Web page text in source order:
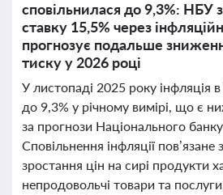
сповільнилася до 9,3%: НБУ
ставку 15,5% через
прогнозує подальше
тиску у 2026 році
У листопаді 2025 року інфляція в
до 9,3% у річному вимірі, що є
за прогнози Національного
Сповільнення інфляції пов’язане
зростання цін на сирі продукти
непродовольчі товари та